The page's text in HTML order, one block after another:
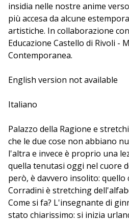
insidia nelle nostre anime
più accesa da alcune
artistiche. In collaborazione
Educazione Castello di Rivoli -
Contemporanea.
English version not available
Italiano
Palazzo della Ragione e
che le due cose non abbiano
l'altra e invece è proprio una
quella tenutasi oggi nel cuore
però, è davvero insolito:
Corradini è stretching
Come si fa? L'insegnante di
stato chiarissimo: si inizia